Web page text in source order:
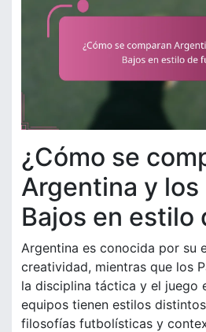
¿Cómo se
Argentina y los
Bajos en estilo
Argentina es conocida por su
creatividad, mientras que los
la disciplina táctica y el juego
equipos tienen estilos
filosofías futbolísticas y